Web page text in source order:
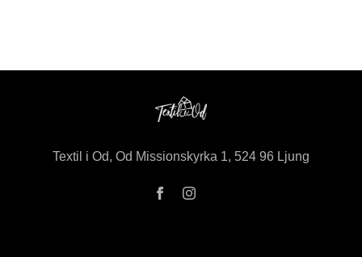
Textil i Od, Od Missionskyrka 1, 524 96 Ljung